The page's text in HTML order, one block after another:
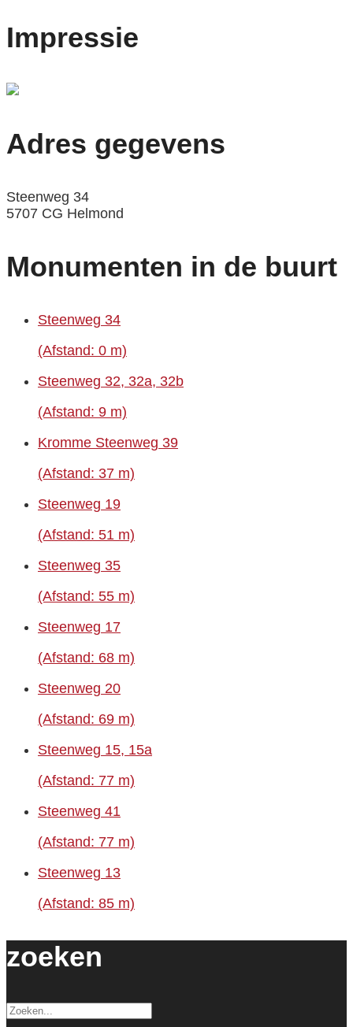
Impressie
Adres gegevens
Steenweg 34
5707 CG Helmond
Monumenten in de buurt
Steenweg 34
(Afstand: 0 m)
Steenweg 32, 32a, 32b
(Afstand: 9 m)
Kromme Steenweg 39
(Afstand: 37 m)
Steenweg 19
(Afstand: 51 m)
Steenweg 35
(Afstand: 55 m)
Steenweg 17
(Afstand: 68 m)
Steenweg 20
(Afstand: 69 m)
Steenweg 15, 15a
(Afstand: 77 m)
Steenweg 41
(Afstand: 77 m)
Steenweg 13
(Afstand: 85 m)
zoeken